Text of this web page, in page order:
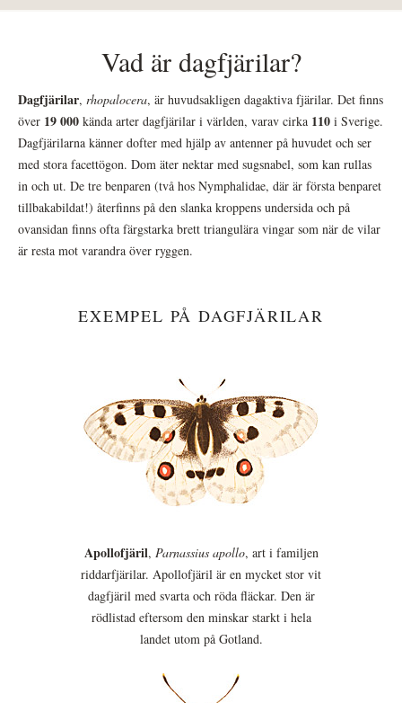
Vad är dagfjärilar?
Dagfjärilar, rhopalocera, är huvudsakligen dagaktiva fjärilar. Det finns
över 19 000 kända arter dagfjärilar i världen, varav cirka 110 i Sverige.
Dagfjärilarna känner dofter med hjälp av antenner på huvudet och ser
med stora facettögon. Dom äter nektar med sugsnabel, som kan rullas
in och ut. De tre benparen (två hos Nymphalidae, där är första benparet
tillbakabildat!) återfinns på den slanka kroppens undersida och på
ovansidan finns ofta färgstarka brett triangulära vingar som när de vilar
är resta mot varandra över ryggen.
EXEMPEL PÅ DAGFJÄRILAR
Apollofjäril, Parnassius apollo, art i familjen
riddarfjärilar. Apollofjäril är en mycket stor vit
dagfjäril med svarta och röda fläckar. Den är
rödlistad eftersom den minskar starkt i hela
landet utom på Gotland.